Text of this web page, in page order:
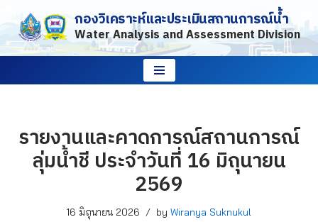
Skip
to
กองวิเคราะห์และประเมินสถานการณ์น้ำ
Water Analysis and Assessment Division
รายงานและคาดการณ์สถานการณ์
ลุ่มน้ำชี ประจำวันที่ 16 มิถุนายน
2569
16 มิถุนายน 2026 by Wiranya Suknukul